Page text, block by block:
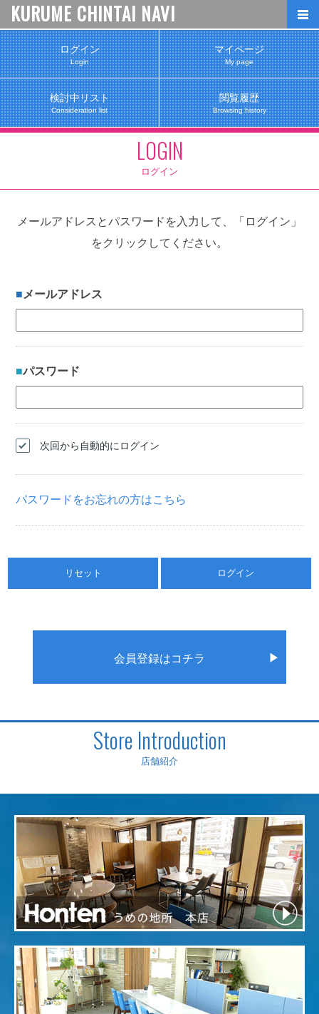
ログイン
Login
マイページ
My page
検討中リスト
Consideration list
閲覧履歴
Browsing history
KURUME CHINTAI NAVI
LOGIN
ログイン
メールアドレスとパスワードを入力して、「ログイン」
をクリックしてください。
メールアドレス
パスワード
次回から自動的にログイン
パスワードをお忘れの方はこちら
リセット ログイン
会員登録はコチラ ▶
Store Introduction
店舗紹介